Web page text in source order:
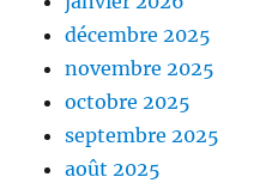
décembre 2025
novembre 2025
octobre 2025
septembre 2025
août 2025